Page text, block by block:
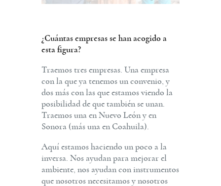
¿Cuántas empresas se han acogido a
esta figura?
Traemos tres empresas. Una empresa
con la que ya tenemos un convenio, y
dos más con las que estamos viendo la
posibilidad de que también se unan.
Traemos una en Nuevo León y en
Sonora (más una en Coahuila).
Aquí estamos haciendo un poco a la
inversa. Nos ayudan para mejorar el
ambiente, nos ayudan con instrumentos
que nosotros necesitamos y nosotros